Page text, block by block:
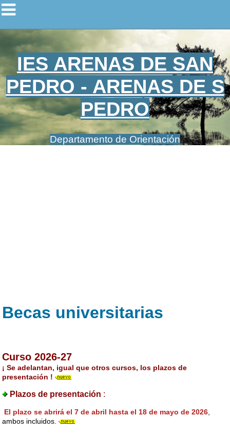
IES ARENAS DE SAN
PEDRO - ARENAS DE S
PEDRO
Departamento de Orientación
Becas universitarias
Curso 2026-27
¡ Se adelantan, igual que otros cursos, los plazos de
presentación !
Plazos de presentación :
El plazo se abrirá el 7 de abril hasta el 18 de mayo de 2026
ambos incluidos.